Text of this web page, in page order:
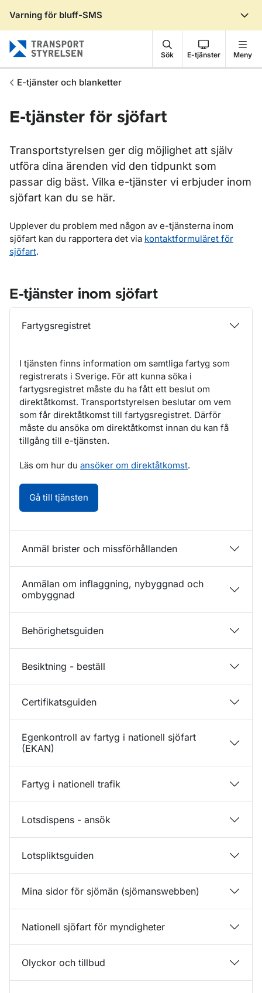
Varning för bluff-SMS
Sök E-tjänster Meny
E-tjänster och blanketter
E-tjänster för sjöfart
Transportstyrelsen ger dig möjlighet att själv
utföra dina ärenden vid den tidpunkt som
passar dig bäst. Vilka e-tjänster vi erbjuder inom
sjöfart kan du se här.
Upplever du problem med någon av e-tjänsterna inom
sjöfart kan du rapportera det via kontaktformuläret för
sjöfart.
E-tjänster inom sjöfart
Fartygsregistret
I tjänsten finns information om samtliga fartyg som
registrerats i Sverige. För att kunna söka i
fartygsregistret måste du ha fått ett beslut om
direktåtkomst. Transportstyrelsen beslutar om vem
som får direktåtkomst till fartygsregistret. Därför
måste du ansöka om direktåtkomst innan du kan få
tillgång till e-tjänsten.
Läs om hur du ansöker om direktåtkomst.
Gå till tjänsten
Anmäl brister och missförhållanden
Anmälan om inflaggning, nybyggnad och
ombyggnad
Behörighetsguiden
Besiktning - beställ
Certifikatsguiden
Egenkontroll av fartyg i nationell sjöfart
(EKAN)
Fartyg i nationell trafik
Lotsdispens - ansök
Lotspliktsguiden
Mina sidor för sjömän (sjömanswebben)
Nationell sjöfart för myndigheter
Olyckor och tillbud